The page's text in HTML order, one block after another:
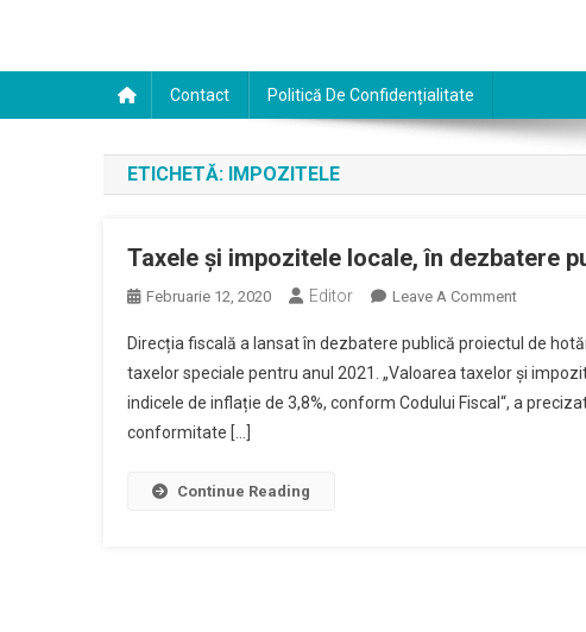
Contact Politică De Confidențialitate
ETICHETĂ: IMPOZITELE
Taxele și impozitele locale, în dezbatere
Februarie 12, 2020 Editor Leave A CommentOn
Și
Locale,
Direcția fiscală a lansat în dezbatere publică proiectul de
taxelor speciale pentru anul 2021. „Valoarea taxelor și
indicele de inflație de 3,8%, conform Codului Fiscal“, a
conformitate […]
Continue Reading